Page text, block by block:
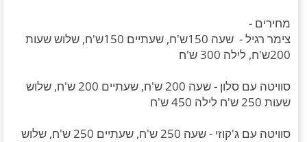
מחירים -
צימר רגיל - שעה 150ש'ח, שעתיים 150ש'ח, שלוש שעות
200ש'ח, לילה 300 ש'ח
סוויטה עם סלון - שעה 200 ש'ח, שעתיים 200 ש'ח, שלוש
שעות 250 ש'ח לילה 450 ש'ח
סוויטה עם ג'קוזי - שעה 250 ש'ח, שעתיים 250 ש'ח, שלוש